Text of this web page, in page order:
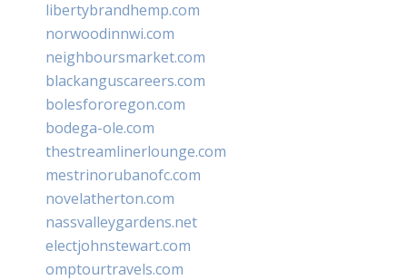
libertybrandhemp.com
norwoodinnwi.com
neighboursmarket.com
blackanguscareers.com
bolesfororegon.com
bodega-ole.com
thestreamlinerlounge.com
mestrinorubanofc.com
novelatherton.com
nassvalleygardens.net
electjohnstewart.com
omptourtravels.com